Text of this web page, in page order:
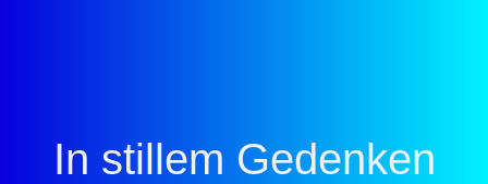
In stillem Gedenken